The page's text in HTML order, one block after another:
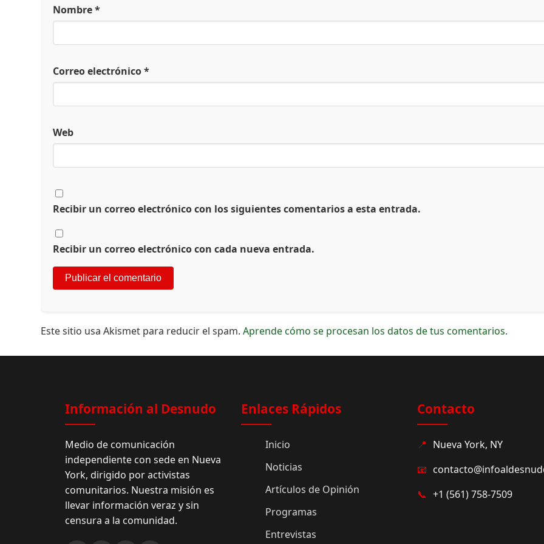
Nombre*
Correo electrónico*
Web
Recibir un correo electrónico con los siguientes comentarios a esta entrada.
Recibir un correo electrónico con cada nueva entrada.
Este sitio usa Akismet para reducir el spam.Aprende cómo se procesan los datos de tus comentarios.
Información al Desnudo
Medio de comunicación
independiente con sede en Nueva
York, dirigido por activistas
comunitarios. Nuestra misión es
llevar información veraz y sin
censura a la comunidad.
Enlaces Rápidos
Inicio
Noticias
Artículos de Opinión
Programas
Entrevistas
Contacto
📍 Nueva York, NY
📧
📞 +1 (561) 758-7509